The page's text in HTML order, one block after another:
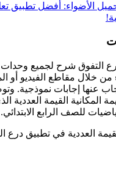
الأضواء: أفضل تطبيق
التفوق شرح لجميع
خلال مقاطع الفيديو أو
عنها إجابات نموذجية.
المكانية القيمة العددية
للصف الرابع الابتدائي.